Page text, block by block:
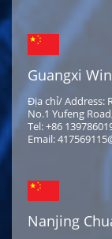
Guangxi
Địa chỉ/ Address:
No.1 Yufeng
Tel: +86
Email:
Nanjing